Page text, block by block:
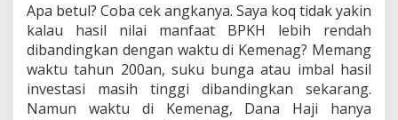
Apa betul? Coba cek angkanya. Saya koq tidak yakin
kalau hasil nilai manfaat BPKH lebih rendah
dibandingkan dengan waktu di Kemenag? Memang
waktu tahun 200an, suku bunga atau imbal hasil
investasi masih tinggi dibandingkan sekarang.
Namun waktu di Kemenag, Dana Haji hanya